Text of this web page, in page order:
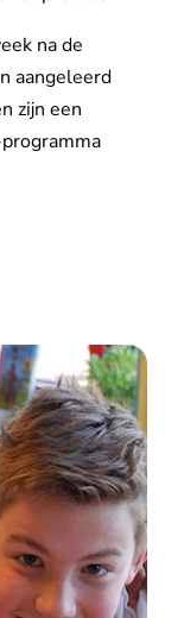
na de
aangeleerd
zijn een